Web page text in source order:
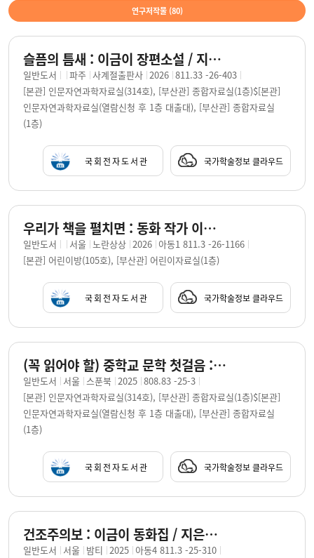
연구저작물 (80)
슬픔의 틈새 : 이금이 장편소설 / 지은이: 이금이
일반도서 파주 사계절출판사 2026 811.33 -26-403
[본관] 인문자연과학자료실(314호), [부산관] 종합자료실(1층)$[본관]
인문자연과학자료실(열람신청 후 1층 대출대), [부산관] 종합자료실
(1층)
국회전자도서관 국가학술정보 클라우드
우리가 책을 펼치면 : 동화 작가 이금이의 어린이책을 읽고 쓰는 마음 / 이금이 글 ; 박현민, 오승민, 이소영, 이명애, 서현 그림
일반도서 서울 노란상상 2026 아동1 811.3 -26-1166
[본관] 어린이방(105호), [부산관] 어린이자료실(1층)
국회전자도서관 국가학술정보 클라우드
(꼭 읽어야 할) 중학교 문학 첫걸음 : 소설. 2 / 차오원쉬엔 외 지음 ; 전명진 그림 ; 한재진 엮음
일반도서 서울 스푼북 2025 808.83 -25-3
[본관] 인문자연과학자료실(314호), [부산관] 종합자료실(1층)$[본관]
인문자연과학자료실(열람신청 후 1층 대출대), [부산관] 종합자료실
(1층)
국회전자도서관 국가학술정보 클라우드
건조주의보 : 이금이 동화집 / 지은이: 이금이 ; 그린이: 양양
일반도서 서울 밤티 2025 아동4 811.3 -25-310